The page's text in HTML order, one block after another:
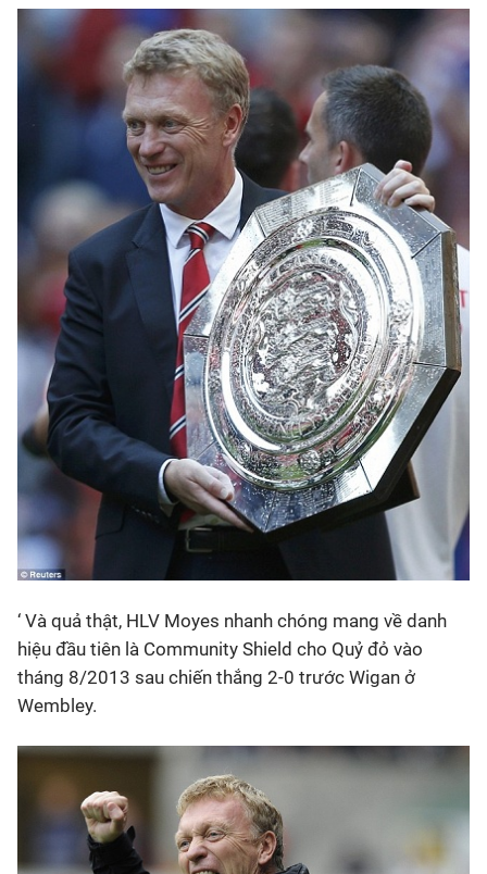
‘ Và quả thật, HLV Moyes nhanh chóng mang về danh
hiệu đầu tiên là Community Shield cho Quỷ đỏ vào
tháng 8/2013 sau chiến thắng 2-0 trước Wigan ở
Wembley.